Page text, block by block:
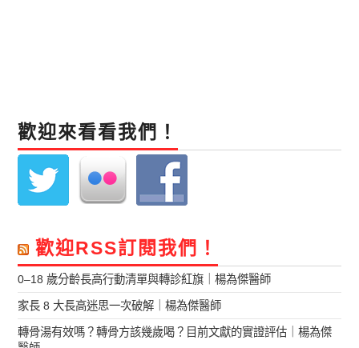
歡迎來看看我們！
歡迎RSS訂閱我們！
0–18 歲分齡長高行動清單與轉診紅旗｜楊為傑醫師
家長 8 大長高迷思一次破解｜楊為傑醫師
轉骨湯有效嗎？轉骨方該幾歲喝？目前文獻的實證評估｜楊為傑